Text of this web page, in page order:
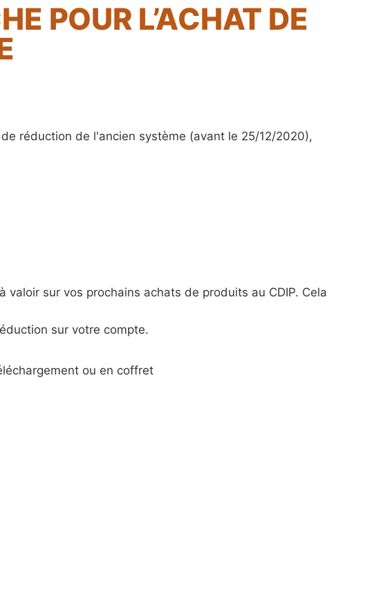
POUR L’ACHAT DE
réduction de l'ancien système (avant le 25/12/2020),
sur vos prochains achats de produits au CDIP. Cela
sur votre compte.
ou en coffret